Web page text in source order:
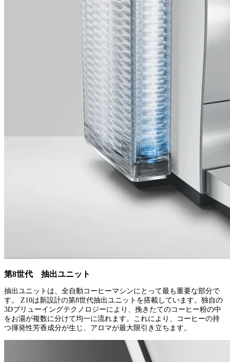
第8世代 抽出ユニット
抽出ユニットは、全自動コーヒーマシンにとって最も重要な部分で
す。 Z10は新設計の第8世代抽出ユニットを搭載しています。独自の
3Dブリューイングテクノロジーにより、挽きたてのコーヒー粉の中
をお湯が複数に分けて均一に流れます。これにより、コーヒーの持
つ揮発性芳香成分が生じ、アロマが最大限引き立ちます。